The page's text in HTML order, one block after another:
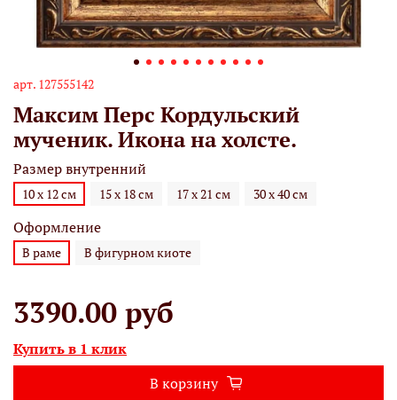
арт. 127555142
Максим Перс Кордульский
мученик. Икона на холсте.
Размер внутренний
10 х 12 см 15 х 18 см 17 х 21 см 30 х 40 см
Оформление
В раме В фигурном киоте
3390.00 руб
Купить в 1 клик
В корзину